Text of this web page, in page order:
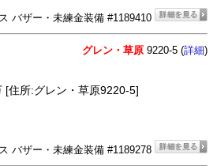
バザー・未練金装備 #1189410
グレン・草原 9220-5 (詳細)
[住所:グレン・草原9220-5]
バザー・未練金装備 #1189278